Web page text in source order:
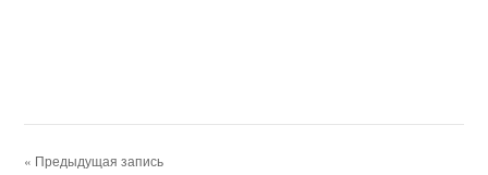
« Предыдущая запись